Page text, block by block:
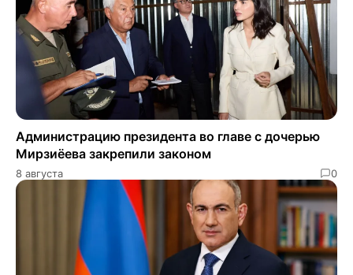
Администрацию президента во главе с дочерью
Мирзиёева закрепили законом
8 августа 0